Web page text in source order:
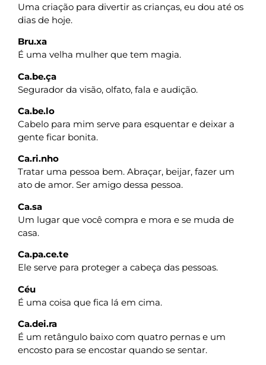
Uma criação para divertir as crianças, eu dou até os
dias de hoje.
Bru.xa
É uma velha mulher que tem magia.
Ca.be.ça
Segurador da visão, olfato, fala e audição.
Ca.be.lo
Cabelo para mim serve para esquentar e deixar a
gente ficar bonita.
Ca.ri.nho
Tratar uma pessoa bem. Abraçar, beijar, fazer um
ato de amor. Ser amigo dessa pessoa.
Ca.sa
Um lugar que você compra e mora e se muda de
casa.
Ca.pa.ce.te
Ele serve para proteger a cabeça das pessoas.
Céu
É uma coisa que fica lá em cima.
Ca.dei.ra
É um retângulo baixo com quatro pernas e um
encosto para se encostar quando se sentar.